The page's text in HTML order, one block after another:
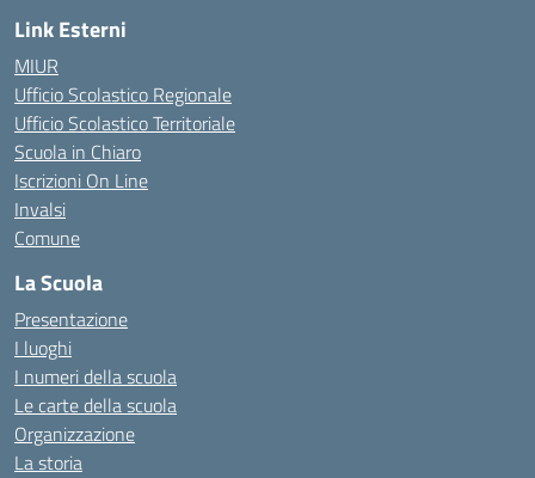
Link Esterni
MIUR
Ufficio Scolastico Regionale
Ufficio Scolastico Territoriale
Scuola in Chiaro
Iscrizioni On Line
Invalsi
Comune
La Scuola
Presentazione
I luoghi
I numeri della scuola
Le carte della scuola
Organizzazione
La storia